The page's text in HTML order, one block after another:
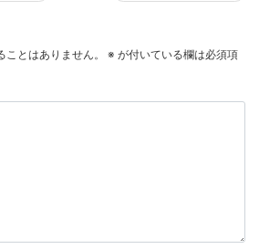
とはありません。 ※ が付いている欄は必須項